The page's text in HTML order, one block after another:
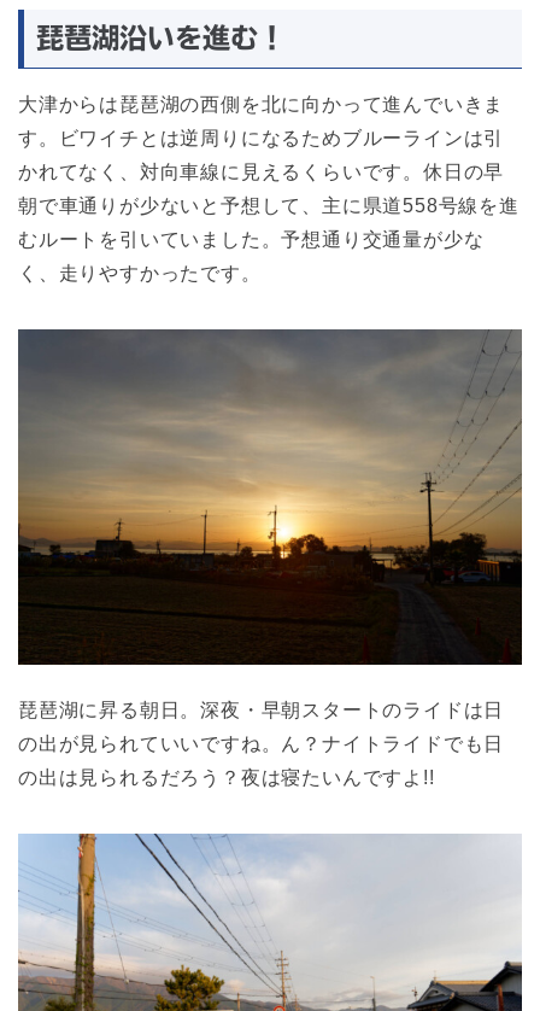
琵琶湖沿いを進む！
大津からは琵琶湖の西側を北に向かって進んでいきま
す。ビワイチとは逆周りになるためブルーラインは引
かれてなく、対向車線に見えるくらいです。休日の早
朝で車通りが少ないと予想して、主に県道558号線を進
むルートを引いていました。予想通り交通量が少な
く、走りやすかったです。
琵琶湖に昇る朝日。深夜・早朝スタートのライドは日
の出が見られていいですね。ん？ナイトライドでも日
の出は見られるだろう？夜は寝たいんですよ!!